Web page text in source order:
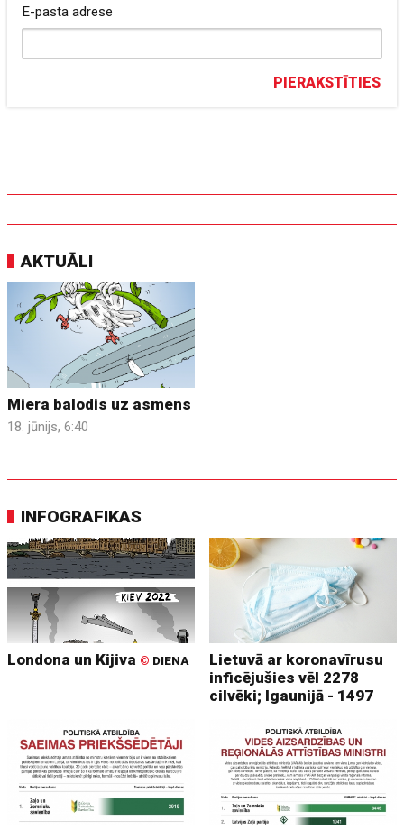
E-pasta adrese
PIERAKSTĪTIES
AKTUĀLI
Miera balodis uz asmens
18. jūnijs, 6:40
INFOGRAFIKAS
Londona un Kijiva © DIENA
Lietuvā ar koronavīrusu
inficējušies vēl 2278
cilvēki; Igaunijā - 1497